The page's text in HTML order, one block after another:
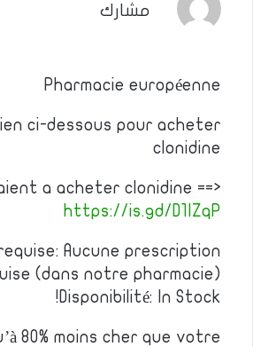
مشارك
Pharmacie européenne
ci-dessous pour acheter
clonidine
a acheter clonidine ==>
https://is.gd/D1IZqP
Aucune prescription
(dans notre pharmacie)
Disponibilité: In Stock!
80% moins cher que votre